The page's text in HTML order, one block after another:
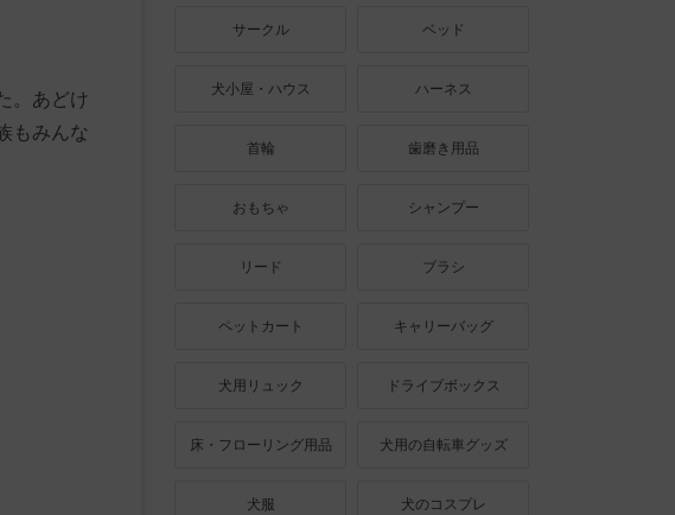
。あどけ
もみんな
サークル ベッド
犬小屋・ハウス ハーネス
首輪 歯磨き用品
おもちゃ シャンプー
リード ブラシ
ペットカート キャリーバッグ
犬用リュック ドライブボックス
床・フローリング用品 犬用の自転車グッズ
犬服 犬のコスプレ